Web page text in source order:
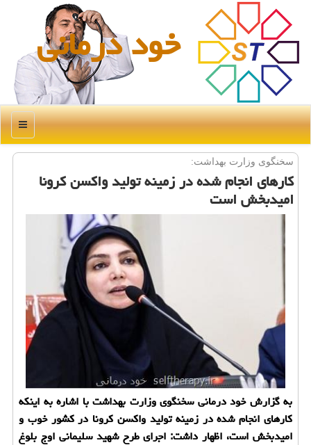
خود درمانی
منو
سخنگوی وزارت بهداشت:
كارهای انجام شده در زمینه تولید واكسن كرونا
امیدبخش است
به گزارش خود درمانی سخنگوی وزارت بهداشت با اشاره به اینکه
کارهای انجام شده در زمینه تولید واکسن کرونا در کشور خوب و
امیدبخش است، اظهار داشت: اجرای طرح شهید سلیمانی اوج بلوغ